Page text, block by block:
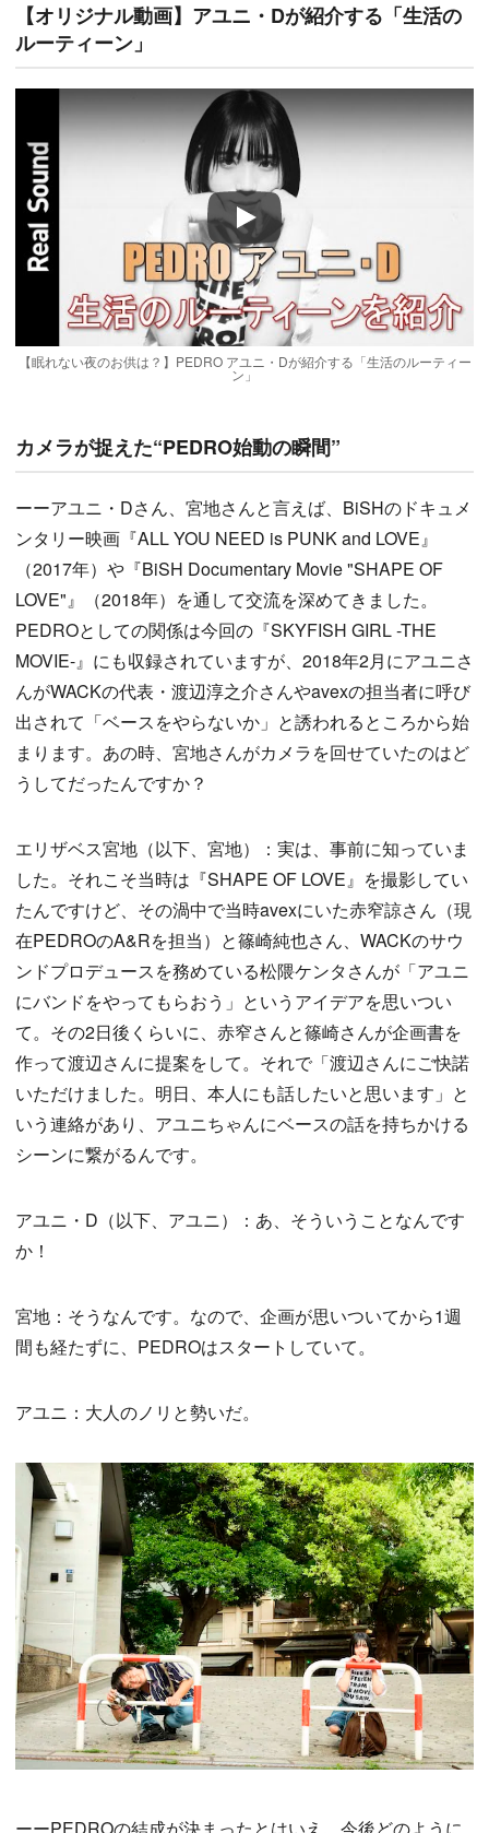
【オリジナル動画】アユニ・Dが紹介する「生活の
ルーティーン」
Play
【眠れない夜のお供は？】PEDRO アユニ・Dが紹介する「生活のルーティー
ン」
カメラが捉えた“PEDRO始動の瞬間”
ーーアユニ・Dさん、宮地さんと言えば、BiSHのドキュメ
ンタリー映画『ALL YOU NEED is PUNK and LOVE』
（2017年）や『BiSH Documentary Movie "SHAPE OF
LOVE"』（2018年）を通して交流を深めてきました。
PEDROとしての関係は今回の『SKYFISH GIRL -THE
MOVIE-』にも収録されていますが、2018年2月にアユニさ
んがWACKの代表・渡辺淳之介さんやavexの担当者に呼び
出されて「ベースをやらないか」と誘われるところから始
まります。あの時、宮地さんがカメラを回せていたのはど
うしてだったんですか？
エリザベス宮地（以下、宮地）：実は、事前に知っていま
した。それこそ当時は『SHAPE OF LOVE』を撮影してい
たんですけど、その渦中で当時avexにいた赤窄諒さん（現
在PEDROのA&Rを担当）と篠崎純也さん、WACKのサウ
ンドプロデュースを務めている松隈ケンタさんが「アユニ
にバンドをやってもらおう」というアイデアを思いつい
て。その2日後くらいに、赤窄さんと篠崎さんが企画書を
作って渡辺さんに提案をして。それで「渡辺さんにご快諾
いただけました。明日、本人にも話したいと思います」と
いう連絡があり、アユニちゃんにベースの話を持ちかける
シーンに繋がるんです。
アユニ・D（以下、アユニ）：あ、そういうことなんです
か！
宮地：そうなんです。なので、企画が思いついてから1週
間も経たずに、PEDROはスタートしていて。
アユニ：大人のノリと勢いだ。
ーーPEDROの結成が決まったとはいえ、今後どのように